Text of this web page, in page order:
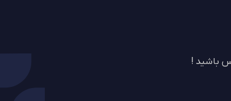
باشید !